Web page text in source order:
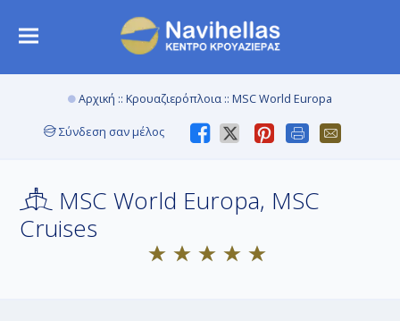
Αρχική :: Κρουαζιερόπλοια :: MSC World Europa
Σύνδεση σαν μέλος
MSC World Europa, MSC
Cruises